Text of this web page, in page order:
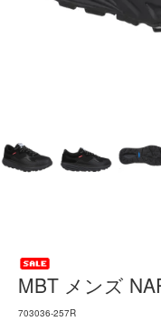
MBT メンズ
703036-257R